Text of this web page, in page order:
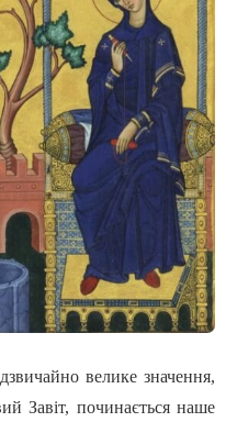
велике значення,
Завіт, починається наше